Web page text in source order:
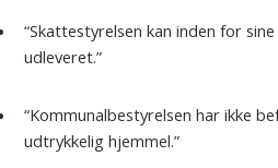
“Skattestyrelsen kan inden for
udleveret.”
“Kommunalbestyrelsen har ikke
udtrykkelig hjemmel.”